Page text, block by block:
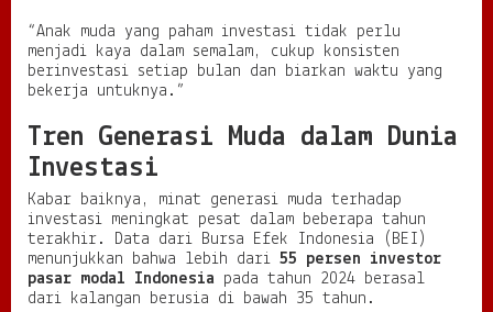
“Anak muda yang paham investasi tidak perlu
menjadi kaya dalam semalam, cukup konsisten
berinvestasi setiap bulan dan biarkan waktu yang
bekerja untuknya.”
Tren Generasi Muda dalam Dunia
Investasi
Kabar baiknya, minat generasi muda terhadap
investasi meningkat pesat dalam beberapa tahun
terakhir. Data dari Bursa Efek Indonesia (BEI)
menunjukkan bahwa lebih dari 55 persen investor
pasar modal Indonesia pada tahun 2024 berasal
dari kalangan berusia di bawah 35 tahun.